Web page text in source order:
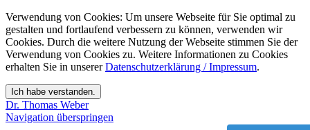
Verwendung von Cookies: Um unsere Webseite für Sie optimal zu
gestalten und fortlaufend verbessern zu können, verwenden wir
Cookies. Durch die weitere Nutzung der Webseite stimmen Sie der
Verwendung von Cookies zu. Weitere Informationen zu Cookies
erhalten Sie in unsererDatenschutzerklärung / Impressum.
Dr. Thomas Weber
Navigation überspringen